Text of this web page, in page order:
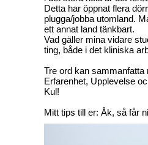
Detta har öppnat flera
plugga/jobba utomland.
ett annat land tänkbart.
Vad gäller mina vidare
ting, både i det kliniska
Tre ord kan sammanfatta
Erfarenhet, Upplevelse
Kul!
Mitt tips till er: Åk, så får